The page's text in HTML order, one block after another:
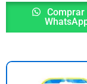
Comprar